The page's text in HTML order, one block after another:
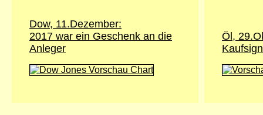
Dow, 11.Dezember:
2017 war ein Geschenk an die
Anleger
Öl,